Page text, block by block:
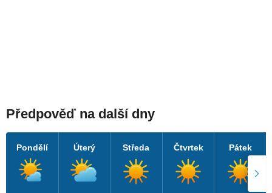
Předpověď na další dny
Pondělí Úterý Středa Čtvrtek Pátek